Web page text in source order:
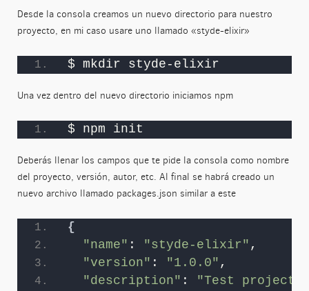
Desde la consola creamos un nuevo directorio para nuestro
proyecto, en mi caso usare uno llamado «styde-elixir»
$ mkdir styde-elixir
Una vez dentro del nuevo directorio iniciamos npm
$ npm init
Deberás llenar los campos que te pide la consola como nombre
del proyecto, versión, autor, etc. Al final se habrá creado un
nuevo archivo llamado packages.json similar a este
{
"name" : "styde-elixir" ,
"version" : "1.0.0" ,
"description" : "Test project"